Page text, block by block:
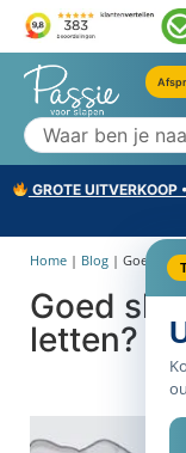
GROTE UITVERKOOP
Home | Blog | Goed
Goed
letten?